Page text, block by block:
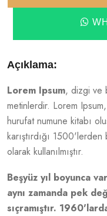
Açıklama:
Lorem Ipsum, dizgi ve
metinlerdir. Lorem
hurufat numune kitabı
karıştırdığı
olarak kullanılmıştır.
Beşyüz yıl boyunca
aynı zamanda pek
sıçramıştır.